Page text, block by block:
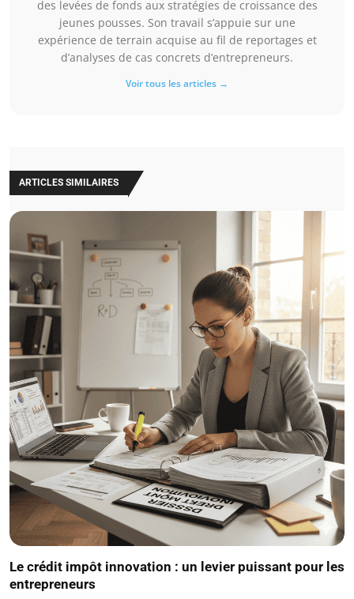
des levées de fonds aux stratégies de croissance des
jeunes pousses. Son travail s’appuie sur une
expérience de terrain acquise au fil de reportages et
d’analyses de cas concrets d’entrepreneurs.
Voir tous les articles →
ARTICLES SIMILAIRES
Le crédit impôt innovation : un levier puissant pour les
entrepreneurs